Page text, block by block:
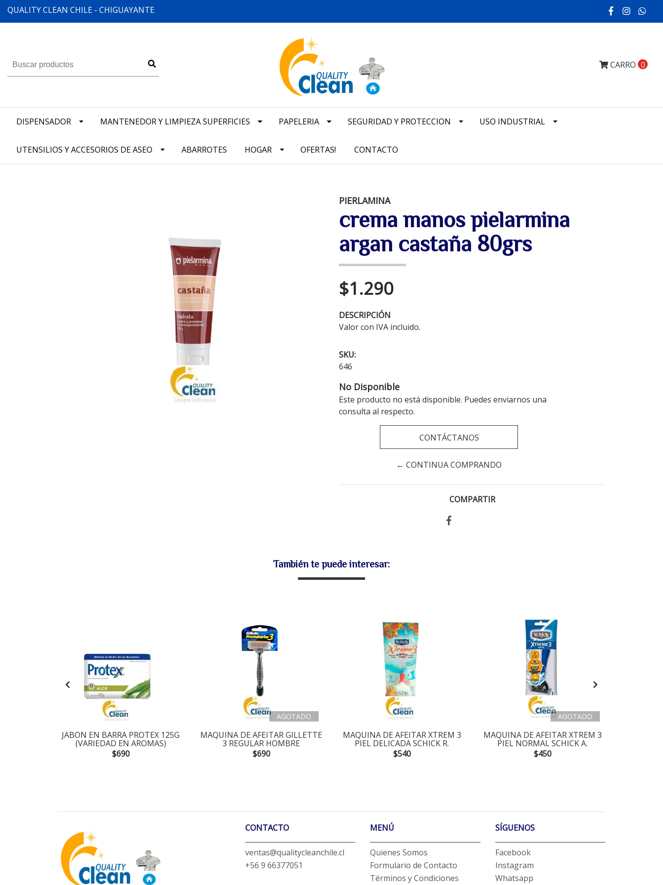
QUALITY CLEAN CHILE - CHIGUAYANTE
CARRO 0
DISPENSADOR MANTENEDOR Y LIMPIEZA SUPERFICIES PAPELERIA SEGURIDAD Y PROTECCION USO INDUSTRIAL
UTENSILIOS Y ACCESORIOS DE ASEO ABARROTES HOGAR OFERTAS! CONTACTO
PIERLAMINA
crema manos pielarmina
argan castaña 80grs
$1.290
DESCRIPCIÓN
Valor con IVA incluido.
SKU:
646
No Disponible
Este producto no está disponible. Puedes enviarnos una
consulta al respecto.
CONTÁCTANOS
← CONTINUA COMPRANDO
COMPARTIR
También te puede interesar:
JABON EN BARRA PROTEX 125G
(VARIEDAD EN AROMAS)
$690
AGOTADO
MAQUINA DE AFEITAR GILLETTE
3 REGULAR HOMBRE
$690
MAQUINA DE AFEITAR XTREM 3
PIEL DELICADA SCHICK R.
$540
AGOTADO
MAQUINA DE AFEITAR XTREM 3
PIEL NORMAL SCHICK A.
$450
CONTACTO
ventas@qualitycleanchile.cl
+56 9 66377051
MENÚ
Quienes Somos
Formulario de Contacto
Términos y Condiciones
SÍGUENOS
Facebook
Instagram
Whatsapp